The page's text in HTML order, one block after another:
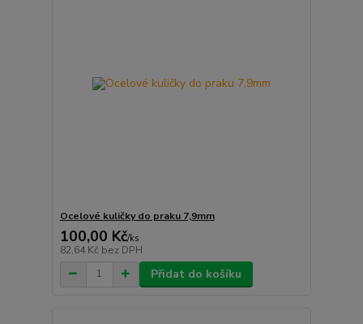
Ocelové kuličky do praku 7,9mm
100,00 Kč/ks
82,64 Kč bez DPH
Přidat do košíku